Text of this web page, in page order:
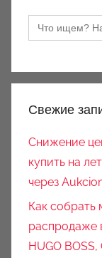
Search
for:
Свежие
Снижение
купить на
через
Как собрать
распродаже
HUGO